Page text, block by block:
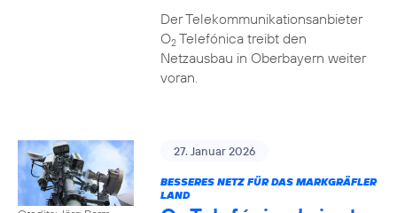
Der Telekommunikationsanbieter
O2Telefónica treibt den
Netzausbau in Oberbayern weiter
voran.
27. Januar 2026
BESSERES NETZ FÜR DAS MARKGRÄFLER
LAND